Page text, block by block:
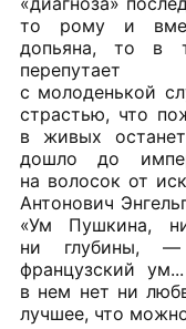
то рому и
допьяна, то в
перепутает
с молоденькой
страстью, что
в живых
дошло до
на волосок от
Антонович
«Ум Пушкина,
ни глубины, —
французский
в нем нет ни
лучшее, что